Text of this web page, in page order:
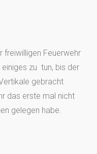
freiwilligen Feuerwehr
zu tun, bis der
gebracht
das erste mal nicht
gelegen habe.